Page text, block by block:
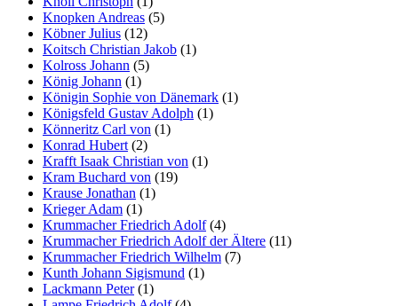
Knopken Andreas (5)
Köbner Julius (12)
Koitsch Christian Jakob (1)
Kolross Johann (5)
König Johann (1)
Königin Sophie von Dänemark (1)
Königsfeld Gustav Adolph (1)
Könneritz Carl von (1)
Konrad Hubert (2)
Krafft Isaak Christian von (1)
Kram Buchard von (19)
Krause Jonathan (1)
Krieger Adam (1)
Krummacher Friedrich Adolf(4)
Krummacher Friedrich Adolf der Ältere (11)
Krummacher Friedrich Wilhelm (7)
Kunth Johann Sigismund (1)
Lackmann Peter(1)